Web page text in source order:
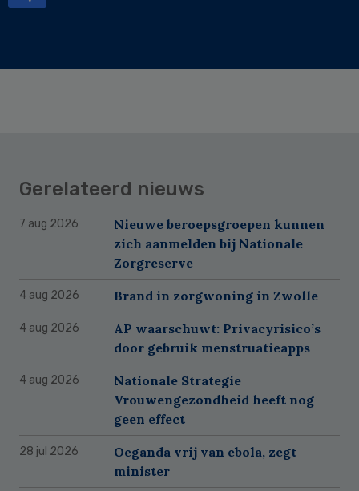
Gerelateerd nieuws
7 aug 2026
Nieuwe beroepsgroepen kunnen
zich aanmelden bij Nationale
Zorgreserve
4 aug 2026 Brand in zorgwoning in Zwolle
4 aug 2026
AP waarschuwt: Privacyrisico’s
door gebruik menstruatieapps
4 aug 2026
Nationale Strategie
Vrouwengezondheid heeft nog
geen effect
28 jul 2026
Oeganda vrij van ebola, zegt
minister